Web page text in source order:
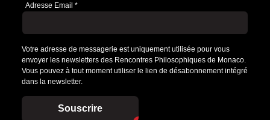
Adresse Email *
Votre adresse de messagerie est uniquement utilisée pour vous
envoyer les newsletters des Rencontres Philosophiques de Monaco.
Vous pouvez à tout moment utiliser le lien de désabonnement intégré
dans la newsletter.
Souscrire